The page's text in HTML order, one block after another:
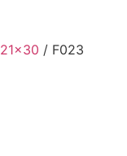
21x30 / F023